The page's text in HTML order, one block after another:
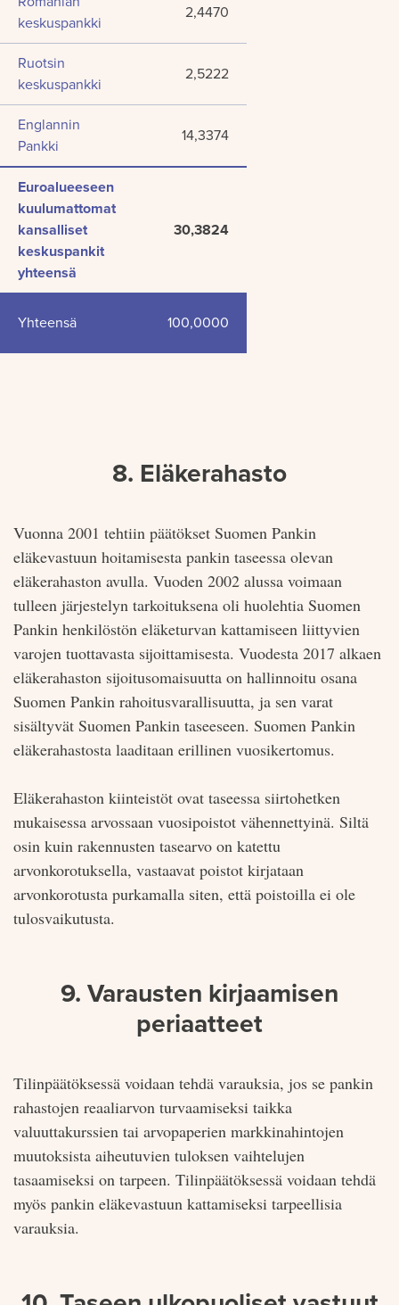
keskuspankki
2,4470
Ruotsin
keskuspankki
2,5222
Englannin
Pankki
14,3374
Euroalueeseen
kuulumattomat
kansalliset
keskuspankit
yhteensä
30,3824
Yhteensä 100,0000
8. Eläkerahasto
Vuonna 2001 tehtiin päätökset Suomen Pankin
eläkevastuun hoitamisesta pankin taseessa olevan
eläkerahaston avulla. Vuoden 2002 alussa voimaan
tulleen järjestelyn tarkoituksena oli huolehtia Suomen
Pankin henkilöstön eläketurvan kattamiseen liittyvien
varojen tuottavasta sijoittamisesta. Vuodesta 2017 alkaen
eläkerahaston sijoitusomaisuutta on hallinnoitu osana
Suomen Pankin rahoitusvarallisuutta, ja sen varat
sisältyvät Suomen Pankin taseeseen. Suomen Pankin
eläkerahastosta laaditaan erillinen vuosikertomus.
Eläkerahaston kiinteistöt ovat taseessa siirtohetken
mukaisessa arvossaan vuosipoistot vähennettyinä. Siltä
osin kuin rakennusten tasearvo on katettu
arvonkorotuksella, vastaavat poistot kirjataan
arvonkorotusta purkamalla siten, että poistoilla ei ole
tulosvaikutusta.
9. Varausten kirjaamisen
periaatteet
Tilinpäätöksessä voidaan tehdä varauksia, jos se pankin
rahastojen reaaliarvon turvaamiseksi taikka
valuuttakurssien tai arvopaperien markkinahintojen
muutoksista aiheutuvien tuloksen vaihtelujen
tasaamiseksi on tarpeen. Tilinpäätöksessä voidaan tehdä
myös pankin eläke­vastuun kattamiseksi tarpeellisia
varauksia.